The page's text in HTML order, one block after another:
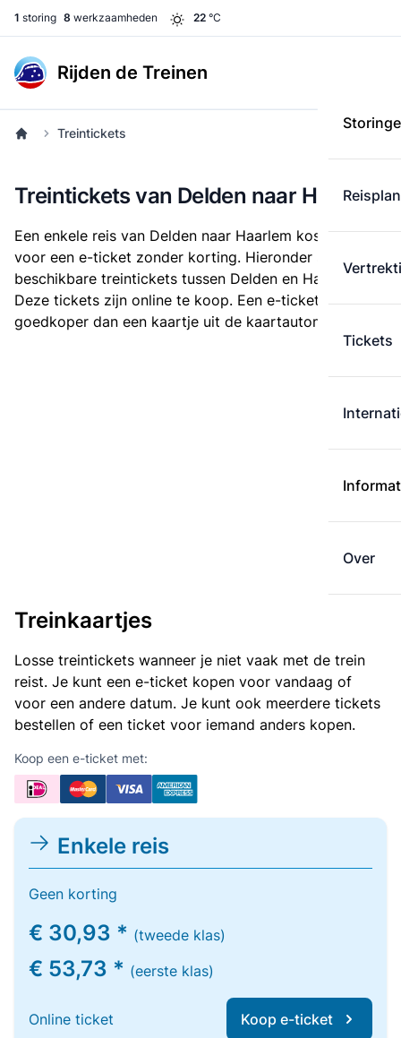
1 storing 8 werkzaamheden 22 °C
Rijden de Treinen
Tickets
Over
Treintickets
Treintickets van Delden naar Haarlem
Een enkele reis van Delden naar Haarlem kost€ 30,93
voor een e-ticket zonder korting. Hieronder staan alle
beschikbare treintickets tussen Delden en Haarlem.
Deze tickets zijn online te koop. Een e-ticket is altijd
goedkoper dan een kaartje uit de kaartautomaat.
Treinkaartjes
Losse treintickets wanneer je niet vaak met de trein
reist. Je kunt een e-ticket kopen voor vandaag of
voor een andere datum. Je kunt ook meerdere tickets
bestellen of een ticket voor iemand anders kopen.
Koop een e-ticket met:
Enkele reis
Geen korting
€ 30,93 * (tweede klas)
€ 53,73 * (eerste klas)
Online ticket Koop e-ticket